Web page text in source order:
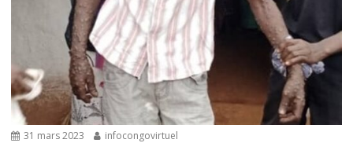
31 mars 2023 infocongovirtuel